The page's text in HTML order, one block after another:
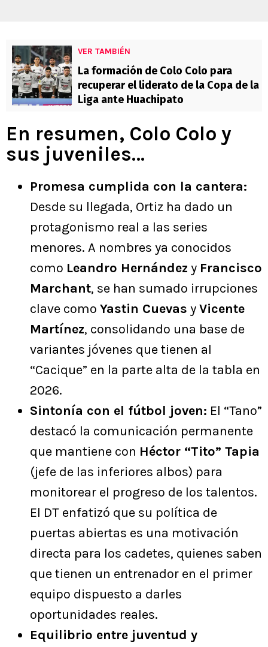
VER TAMBIÉN
La formación de Colo Colo para
recuperar el liderato de la Copa de la
Liga ante Huachipato
En resumen, Colo Colo y
sus juveniles…
Promesa cumplida con la cantera:
Desde su llegada, Ortiz ha dado un
protagonismo real a las series
menores. A nombres ya conocidos
como Leandro Hernández y Francisco
Marchant, se han sumado irrupciones
clave como Yastin Cuevas yVicente
Martínez, consolidando una base de
variantes jóvenes que tienen al
“Cacique” en la parte alta de la tabla en
2026.
Sintonía con el fútbol joven: El “Tano”
destacó la comunicación permanente
que mantiene con Héctor “Tito” Tapia
(jefe de las inferiores albos) para
monitorear el progreso de los talentos.
El DT enfatizó que su política de
puertas abiertas es una motivación
directa para los cadetes, quienes saben
que tienen un entrenador en el primer
equipo dispuesto a darles
oportunidades reales.
Equilibrio entre juventud y